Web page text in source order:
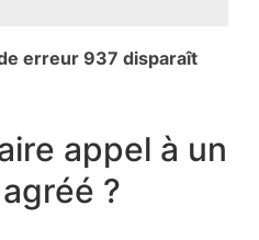
erreur 937 disparaît
appel à un
?